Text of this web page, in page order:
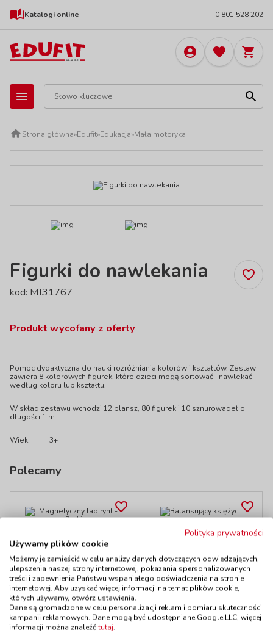
Katalogi online 0 801 528 202
Strona główna»Edufit»Edukacja»Mała motoryka
Figurki do nawlekania
kod: MI31767
Produkt wycofany z oferty
Pomoc dydaktyczna do nauki rozróżniania kolorów i kształtów. Zestaw
zawiera 8 kolorowych figurek, które dzieci mogą sortować i nawlekać
według koloru lub kształtu.
W skład zestawu wchodzi 12 plansz, 80 figurek i 10 sznurowadeł o
długości 1 m
Wiek: 3+
Polecamy
labirynt - Parking
kod: EPL120376
Dostępność W magazynie
2 szt.
do 5 dni
219,00 zł z VAT
Do koszyka
Balansujący księżyc
kod: GO56711
5 szt.
do 5 dni
Do koszyka
Polityka prywatności
Używamy plików cookie
Możemy je zamieścić w celu analizy danych dotyczących odwiedzających,
ulepszenia naszej strony internetowej, pokazania spersonalizowanych
treści i zapewnienia Państwu wspaniałego doświadczenia na stronie
internetowej. Aby uzyskać więcej informacji na temat plików cookie,
których używamy, otwórz ustawienia.
Dane są gromadzone w celu personalizacji reklam i pomiaru skuteczności
kampanii reklamowych. Dane mogą być udostępniane Google LLC, więcej
informacji można znaleźćtutaj.